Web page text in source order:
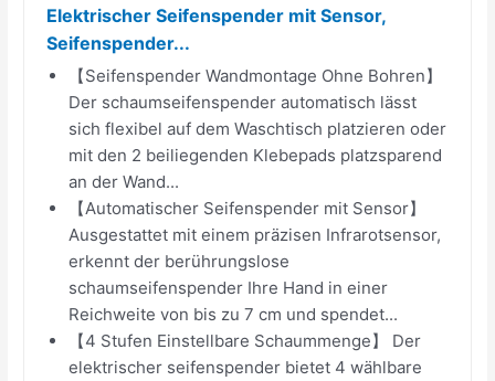
Elektrischer Seifenspender mit Sensor,
Seifenspender...
【Seifenspender Wandmontage Ohne Bohren】
Der schaumseifenspender automatisch lässt
sich flexibel auf dem Waschtisch platzieren oder
mit den 2 beiliegenden Klebepads platzsparend
an der Wand...
【Automatischer Seifenspender mit Sensor】
Ausgestattet mit einem präzisen Infrarotsensor,
erkennt der berührungslose
schaumseifenspender Ihre Hand in einer
Reichweite von bis zu 7 cm und spendet...
【4 Stufen Einstellbare Schaummenge】 Der
elektrischer seifenspender bietet 4 wählbare